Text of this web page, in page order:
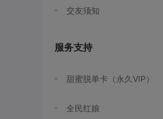
交友须知
服务支持
甜蜜脱单卡（永久VIP）
全民红娘